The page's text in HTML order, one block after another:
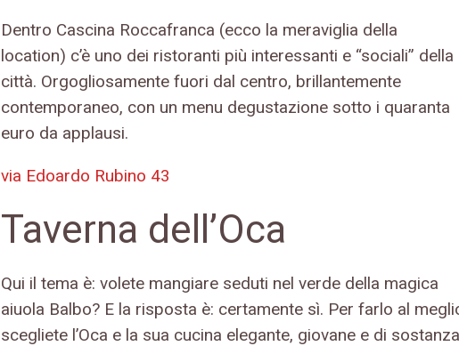
Dentro Cascina Roccafranca (ecco la meraviglia della
location) c’è uno dei ristoranti più interessanti e “sociali” della
città. Orgogliosamente fuori dal centro, brillantemente
contemporaneo, con un menu degustazione sotto i quaranta
euro da applausi.
via Edoardo Rubino 43
Taverna dell’Oca
Qui il tema è: volete mangiare seduti nel verde della magica
aiuola Balbo? E la risposta è: certamente sì. Per farlo al
scegliete l’Oca e la sua cucina elegante, giovane e di